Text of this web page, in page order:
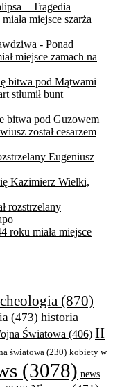
– Tragedia
miejsce szarża
- Ponad
miejsce zamach na
bitwa pod Mątwami
stłumił bunt
bitwa pod Guzowem
został cesarzem
Eugeniusz
Kazimierz Wielki,
rozstrzelany
roku miała miejsce
(870)
(473) historia
Światowa (406) II
światowa (230) kobiety w
(3078) news